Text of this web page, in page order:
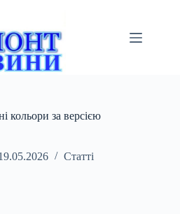
кольори за версією
Статті